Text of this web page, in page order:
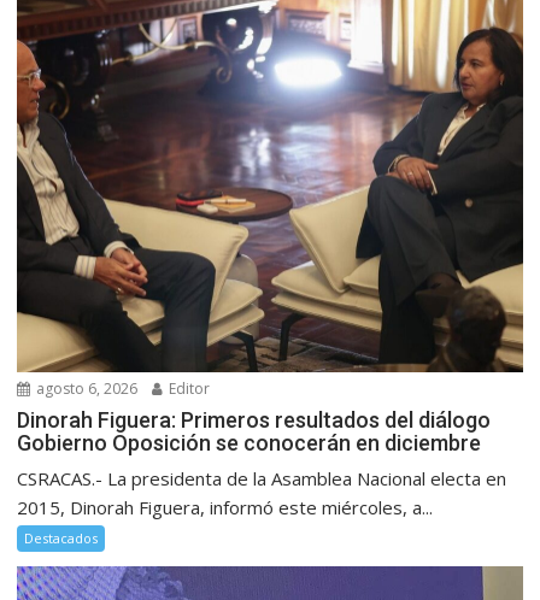
agosto 6, 2026 Editor
Dinorah Figuera: Primeros resultados del diálogo
Gobierno Oposición se conocerán en diciembre
CSRACAS.- La presidenta de la Asamblea Nacional electa en
2015, Dinorah Figuera, informó este miércoles, a...
Destacados